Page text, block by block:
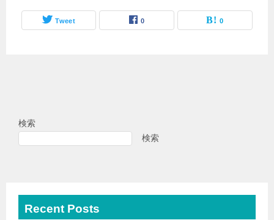
Tweet 0 0
検索
検索
Recent Posts